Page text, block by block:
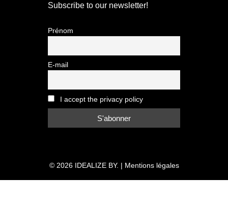
Subscribe to our newsletter!
Prénom
E-mail
I accept the privacy policy
© 2026 IDEALIZE BY. | Mentions légales